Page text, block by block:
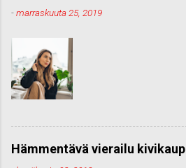
-marraskuuta 25, 2019
Hämmentävä vierailu